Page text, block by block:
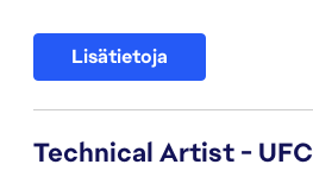
Lisätietoja
Technical Artist - UFC